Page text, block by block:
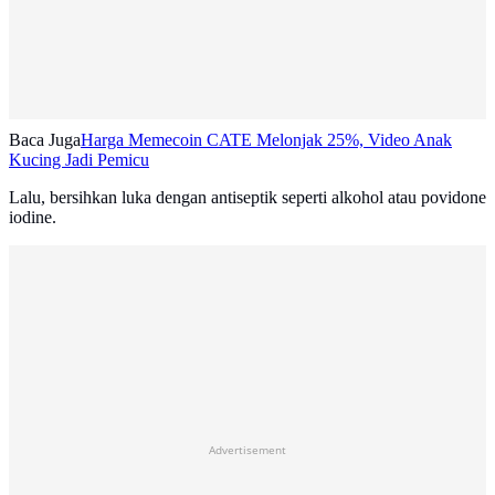
Baca JugaHarga Memecoin CATE Melonjak 25%, Video Anak
Kucing Jadi Pemicu
Lalu, bersihkan luka dengan antiseptik seperti alkohol atau povidone
iodine.
Advertisement